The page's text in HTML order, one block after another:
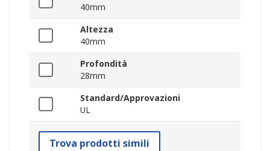
40mm
Altezza
40mm
Profondità
28mm
Standard/Approvazioni
UL
Trova prodotti simili